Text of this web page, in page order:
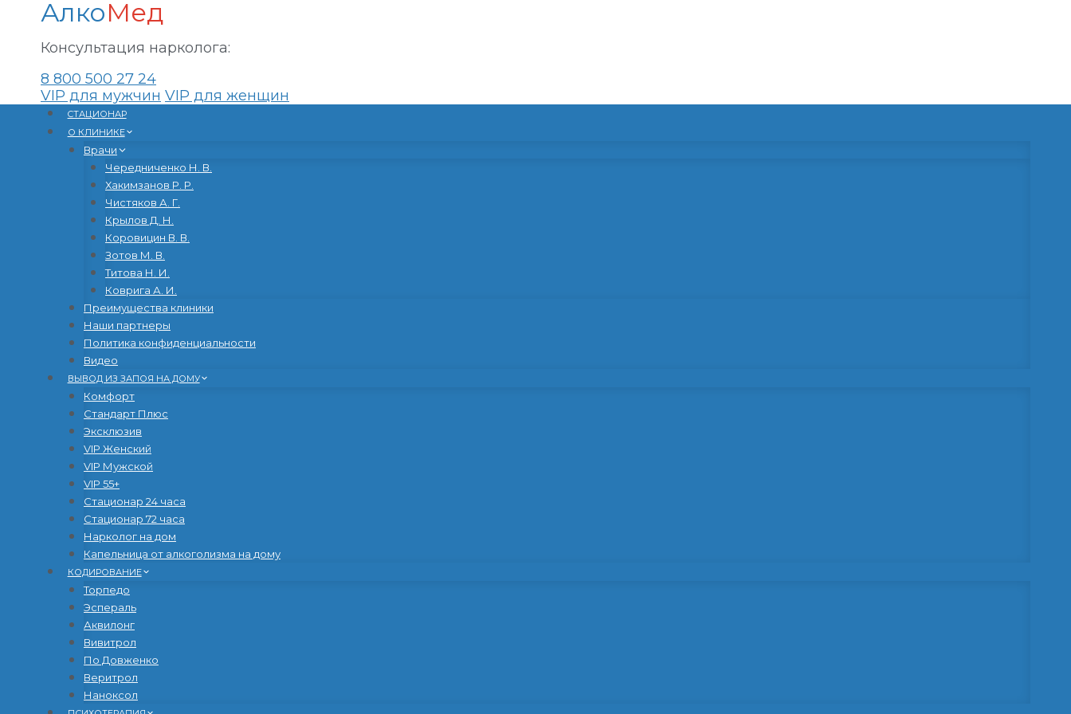
АлкоМед
Консультация нарколога:
8 800 500 27 24
VIP для мужчин VIP для женщин
Перейти
содержанию
CТАЦИОНАР
О КЛИНИКЕ
Врачи
Чередниченко Н. В.
Хакимзанов Р. Р.
Чистяков А. Г.
Крылов Д. Н.
Коровицин В. В.
Зотов М. В.
Титова Н. И.
Коврига А. И.
Преимущества клиники
Наши партнеры
Политика конфиденциальности
Видео
ВЫВОД ИЗ ЗАПОЯ НА ДОМУ
Комфорт
Стандарт Плюс
Эксклюзив
VIP Женский
VIP Мужской
VIP 55+
Стационар 24 часа
Стационар 72 часа
Нарколог на дом
Капельница от алкоголизма на дому
КОДИРОВАНИЕ
Торпедо
Эспераль
Аквилонг
Вивитрол
По Довженко
Веритрол
Наноксол